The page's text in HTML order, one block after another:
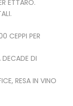
ETTARO.
CEPPI PER
DI
RESA IN VINO